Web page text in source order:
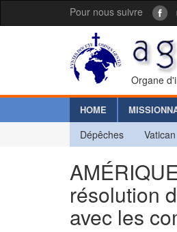
Pour nous suivre
Organe
HOME
Dépêches Vatican
résolution
avec les